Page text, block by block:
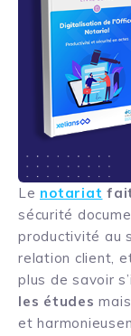
Le notariat
sécurité
productivité au
relation client,
plus de savoir
les études
et